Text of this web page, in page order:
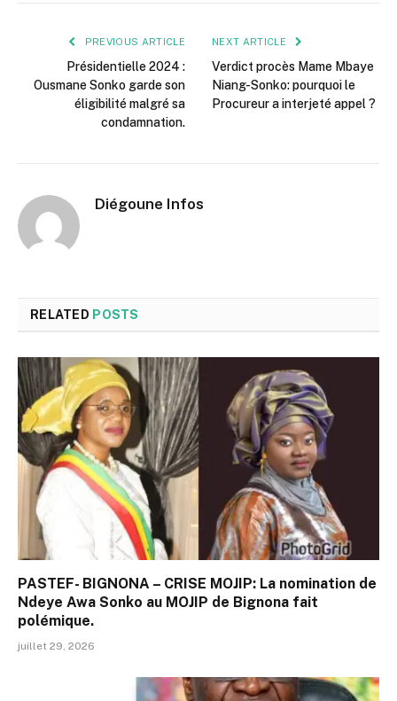
PREVIOUS ARTICLE
Présidentielle 2024 :
Ousmane Sonko garde son
éligibilité malgré sa
condamnation.
NEXT ARTICLE
Verdict procès Mame Mbaye
Niang-Sonko: pourquoi le
Procureur a interjeté appel ?
Diégoune Infos
RELATED POSTS
PASTEF- BIGNONA – CRISE MOJIP: La nomination de
Ndeye Awa Sonko au MOJIP de Bignona fait
polémique.
juillet 29, 2026